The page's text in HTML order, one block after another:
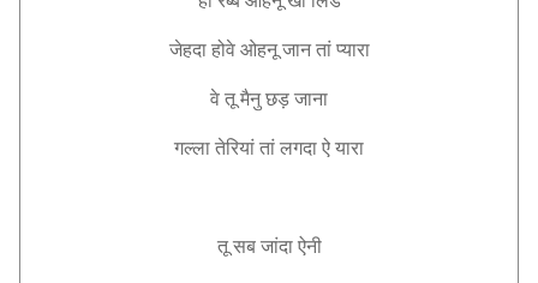
जेहदा होवे ओहनू जान तां प्यारा
वे तू मैनु छड़ जाना
गल्ला तेरियां तां लगदा ऐ यारा
तू सब जांदा ऐनी